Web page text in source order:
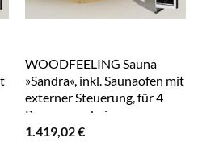
WOODFEELING Sauna
»Sandra«, inkl. Saunaofen mit
externer Steuerung, für 4
Personen – beige
1.419,02€